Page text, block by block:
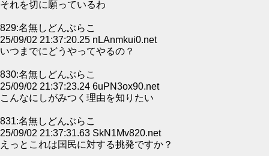
それを切に願っているわ
829:名無しどんぶらこ
25/09/02 21:37:20.25 nLAnmkui0.net
いつまでにどうやってやるの？
830:名無しどんぶらこ
25/09/02 21:37:23.24 6uPN3ox90.net
こんなにしがみつく理由を知りたい
831:名無しどんぶらこ
25/09/02 21:37:31.63 SkN1Mv820.net
えっとこれは国民に対する挑発ですか？